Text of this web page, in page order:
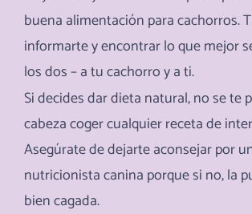
buena alimentación para cachorros.
informarte y encontrar lo que mejor
los dos – a tu cachorro y a ti.
Si decides dar dieta natural, no se te
cabeza coger cualquier receta de
Asegúrate de dejarte aconsejar por
nutricionista canina porque si no, la
bien cagada.